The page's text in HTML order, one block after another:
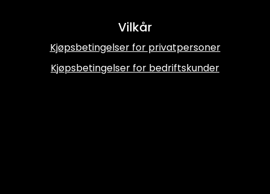
Vilkår
Kjøpsbetingelser for privatpersoner
Kjøpsbetingelser for bedriftskunder